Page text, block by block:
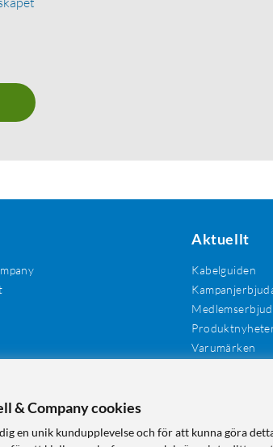
Aktuellt
Kabelguiden
Varumärken
& Company cookies
en unik kundupplevelse och för att kunna göra